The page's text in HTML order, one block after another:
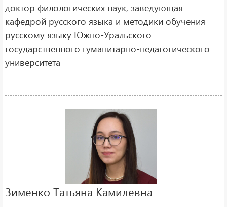
доктор филологических наук, заведующая
кафедрой русского языка и методики обучения
русскому языку Южно-Уральского
государственного гуманитарно-педагогического
университета
Зименко Татьяна Камилевна